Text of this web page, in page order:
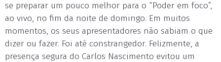
se preparar um pouco melhor para o “Poder em foco”,
ao vivo, no fim da noite de domingo. Em muitos
momentos, os seus apresentadores não sabiam o que
dizer ou fazer. Foi até constrangedor. Felizmente, a
presença segura do Carlos Nascimento evitou um